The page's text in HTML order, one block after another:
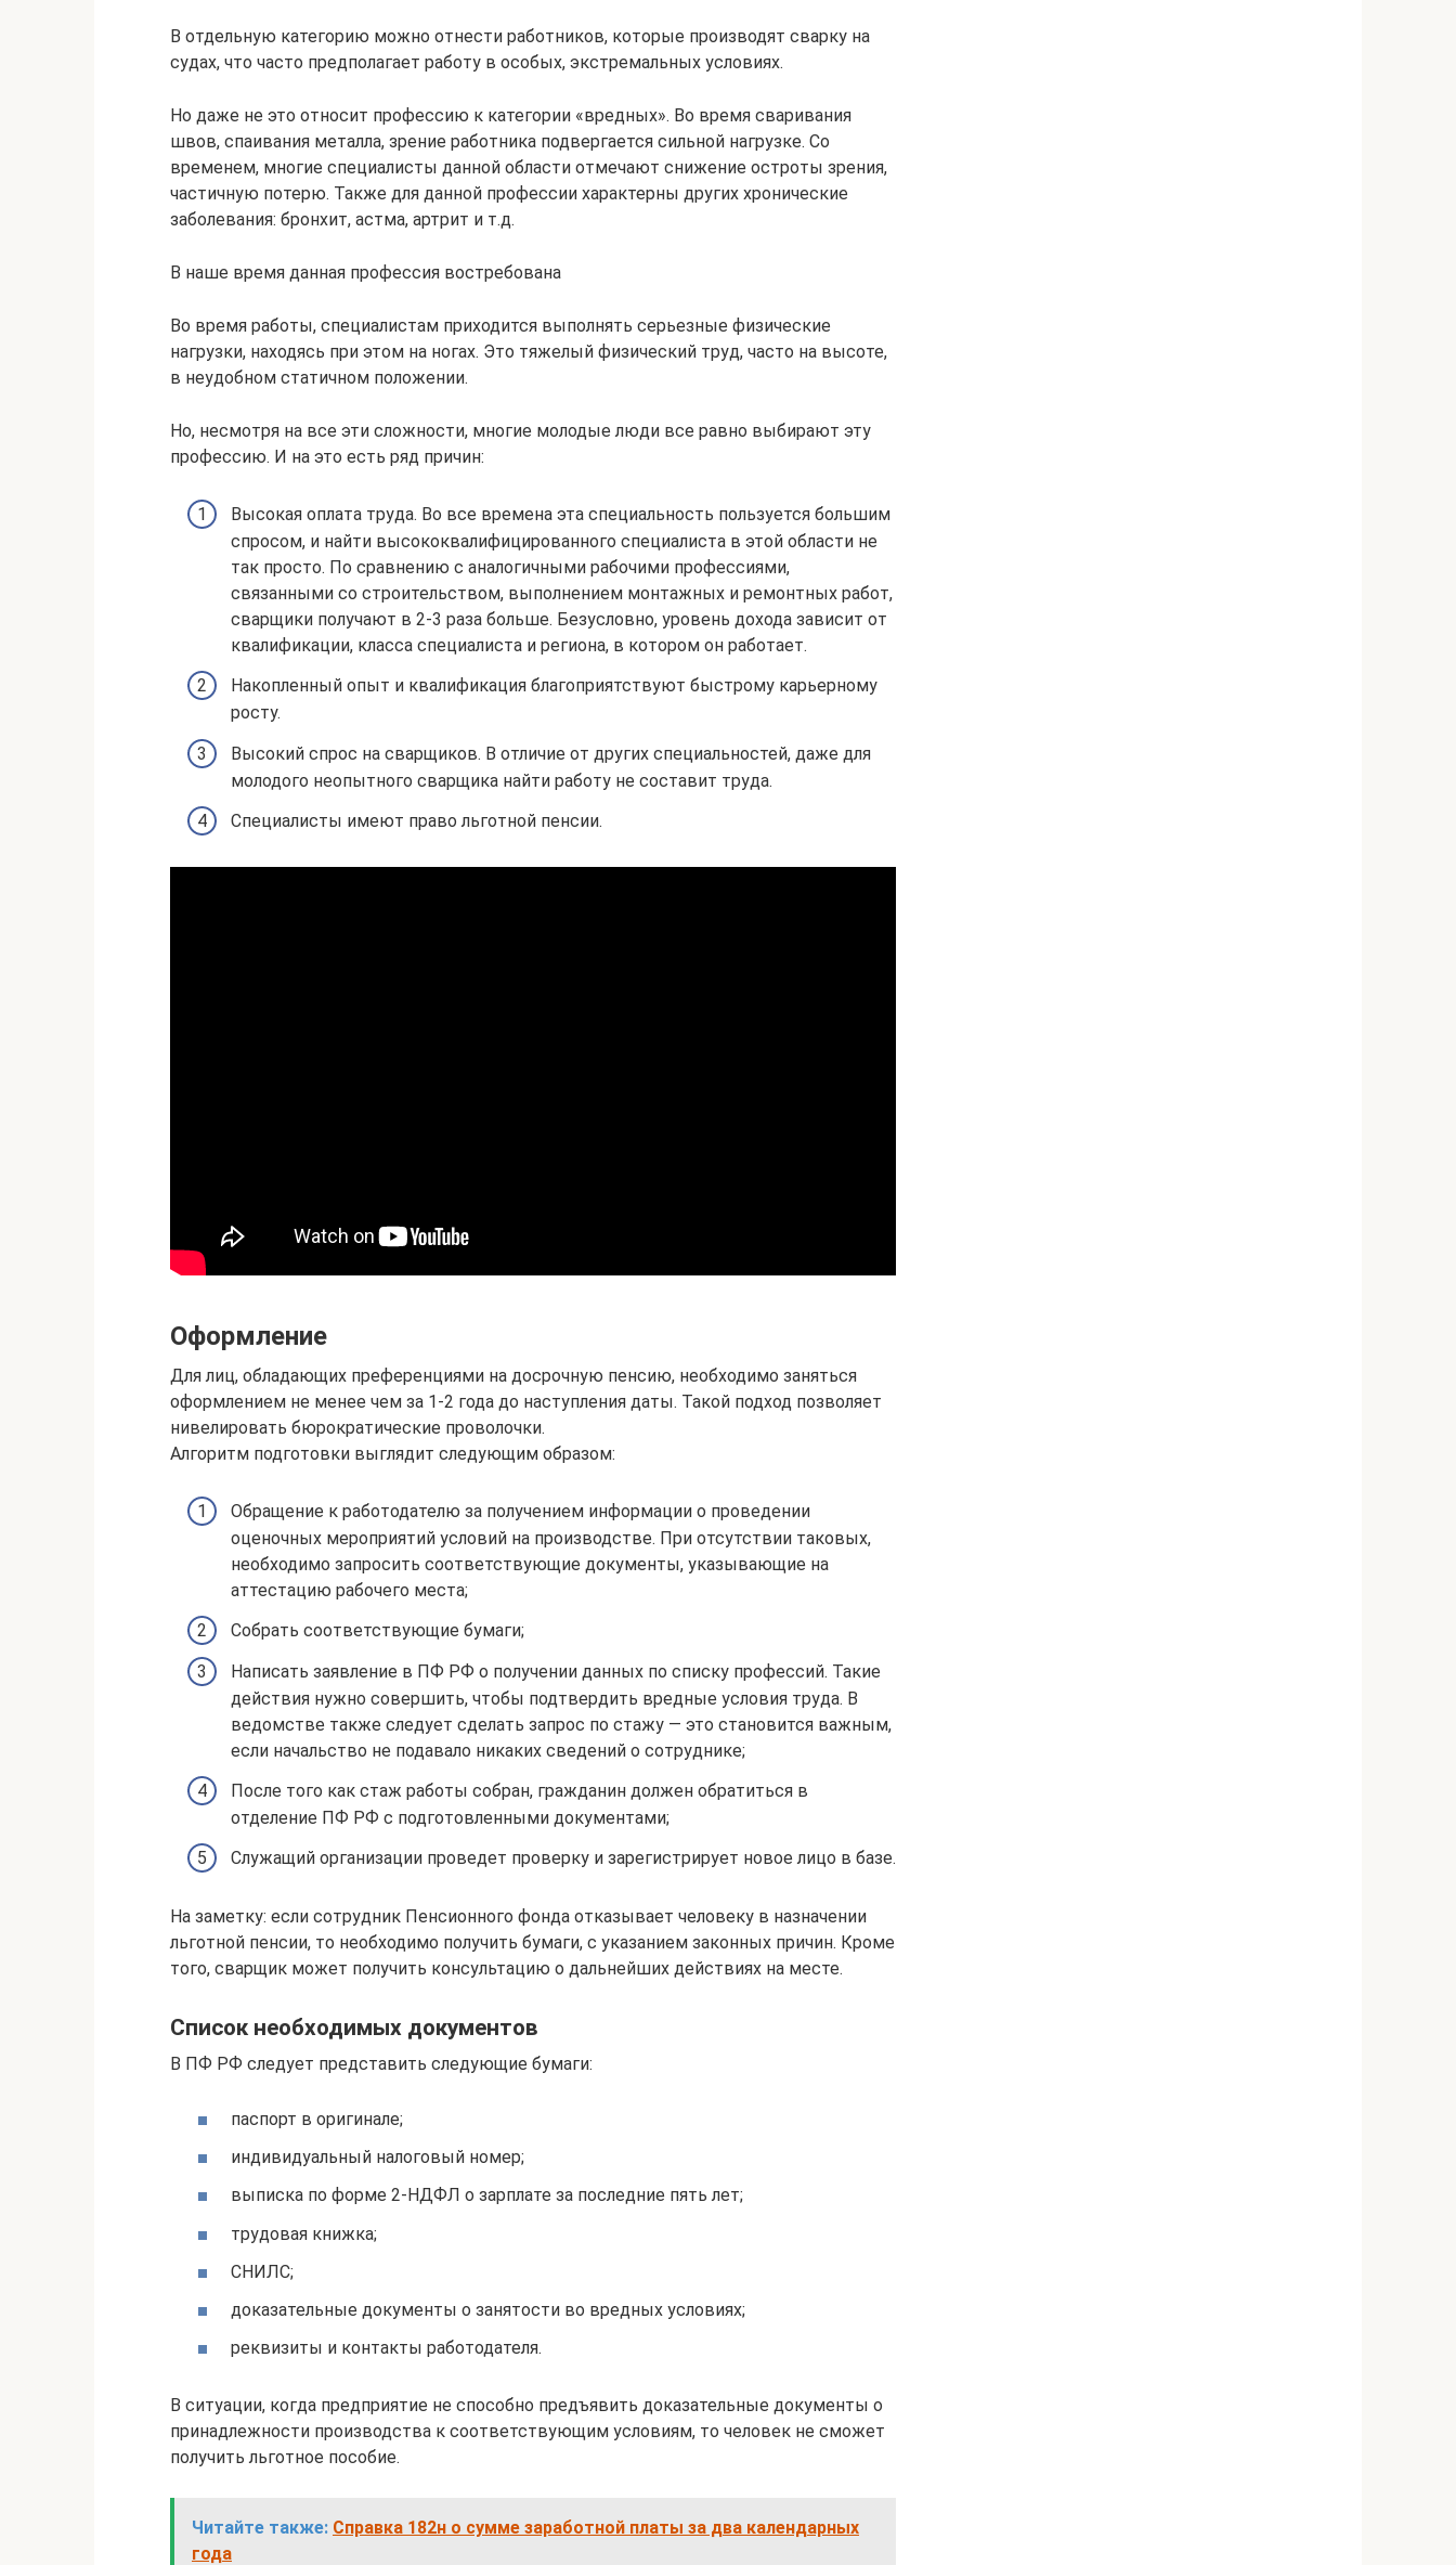
В отдельную категорию можно отнести работников, которые производят сварку на
судах, что часто предполагает работу в особых, экстремальных условиях.
Но даже не это относит профессию к категории «вредных». Во время сваривания
швов, спаивания металла, зрение работника подвергается сильной нагрузке. Со
временем, многие специалисты данной области отмечают снижение остроты зрения,
частичную потерю. Также для данной профессии характерны других хронические
заболевания: бронхит, астма, артрит и т.д.
В наше время данная профессия востребована
Во время работы, специалистам приходится выполнять серьезные физические
нагрузки, находясь при этом на ногах. Это тяжелый физический труд, часто на высоте,
в неудобном статичном положении.
Но, несмотря на все эти сложности, многие молодые люди все равно выбирают эту
профессию. И на это есть ряд причин:
Высокая оплата труда. Во все времена эта специальность пользуется большим
спросом, и найти высококвалифицированного специалиста в этой области не
так просто. По сравнению с аналогичными рабочими профессиями,
связанными со строительством, выполнением монтажных и ремонтных работ,
сварщики получают в 2-3 раза больше. Безусловно, уровень дохода зависит от
квалификации, класса специалиста и региона, в котором он работает.
Накопленный опыт и квалификация благоприятствуют быстрому карьерному
росту.
Высокий спрос на сварщиков. В отличие от других специальностей, даже для
молодого неопытного сварщика найти работу не составит труда.
Специалисты имеют право льготной пенсии.
Оформление
Для лиц, обладающих преференциями на досрочную пенсию, необходимо заняться
оформлением не менее чем за 1-2 года до наступления даты. Такой подход позволяет
нивелировать бюрократические проволочки.
Алгоритм подготовки выглядит следующим образом:
Обращение к работодателю за получением информации о проведении
оценочных мероприятий условий на производстве. При отсутствии таковых,
необходимо запросить соответствующие документы, указывающие на
аттестацию рабочего места;
Собрать соответствующие бумаги;
Написать заявление в ПФ РФ о получении данных по списку профессий. Такие
действия нужно совершить, чтобы подтвердить вредные условия труда. В
ведомстве также следует сделать запрос по стажу — это становится важным,
если начальство не подавало никаких сведений о сотруднике;
После того как стаж работы собран, гражданин должен обратиться в
отделение ПФ РФ с подготовленными документами;
Служащий организации проведет проверку и зарегистрирует новое лицо в базе.
На заметку: если сотрудник Пенсионного фонда отказывает человеку в назначении
льготной пенсии, то необходимо получить бумаги, с указанием законных причин. Кроме
того, сварщик может получить консультацию о дальнейших действиях на месте.
Список необходимых документов
В ПФ РФ следует представить следующие бумаги:
паспорт в оригинале;
индивидуальный налоговый номер;
выписка по форме 2-НДФЛ о зарплате за последние пять лет;
трудовая книжка;
СНИЛС;
доказательные документы о занятости во вредных условиях;
реквизиты и контакты работодателя.
В ситуации, когда предприятие не способно предъявить доказательные документы о
принадлежности производства к соответствующим условиям, то человек не сможет
получить льготное пособие.
Читайте также: Справка 182н о сумме заработной платы за два календарных
года